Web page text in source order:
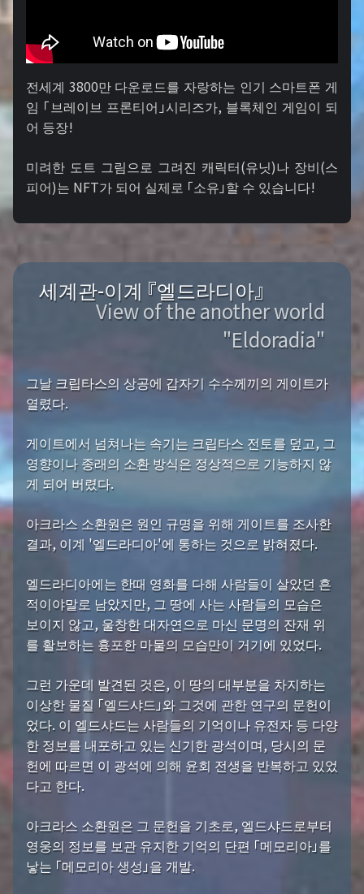
전세계 3800만 다운로드를 자랑하는 인기 스마트폰 게
임 「브레이브 프론티어」시리즈가, 블록체인 게임이 되
어 등장!
미려한 도트 그림으로 그려진 캐릭터(유닛)나 장비(스
피어)는 NFT가 되어 실제로 「소유」할 수 있습니다!
세계관-이계 『엘드라디아』
View of the another world
"Eldoradia"
그날 크립타스의 상공에 갑자기 수수께끼의 게이트가
열렸다.
게이트에서 넘쳐나는 속기는 크립타스 전토를 덮고, 그
영향이나 종래의 소환 방식은 정상적으로 기능하지 않
게 되어 버렸다.
아크라스 소환원은 원인 규명을 위해 게이트를 조사한
결과, 이계 '엘드라디아'에 통하는 것으로 밝혀졌다.
엘드라디아에는 한때 영화를 다해 사람들이 살았던 흔
적이야말로 남았지만, 그 땅에 사는 사람들의 모습은
보이지 않고, 울창한 대자연으로 마신 문명의 잔재 위
를 활보하는 흉포한 마물의 모습만이 거기에 있었다.
그런 가운데 발견된 것은, 이 땅의 대부분을 차지하는
이상한 물질 「엘드샤드」와 그것에 관한 연구의 문헌이
었다. 이 엘드샤드는 사람들의 기억이나 유전자 등 다양
한 정보를 내포하고 있는 신기한 광석이며, 당시의 문
헌에 따르면 이 광석에 의해 윤회 전생을 반복하고 있었
다고 한다.
아크라스 소환원은 그 문헌을 기초로, 엘드샤드로부터
영웅의 정보를 보관 유지한 기억의 단편 「메모리아」를
낳는 「메모리아 생성」을 개발.